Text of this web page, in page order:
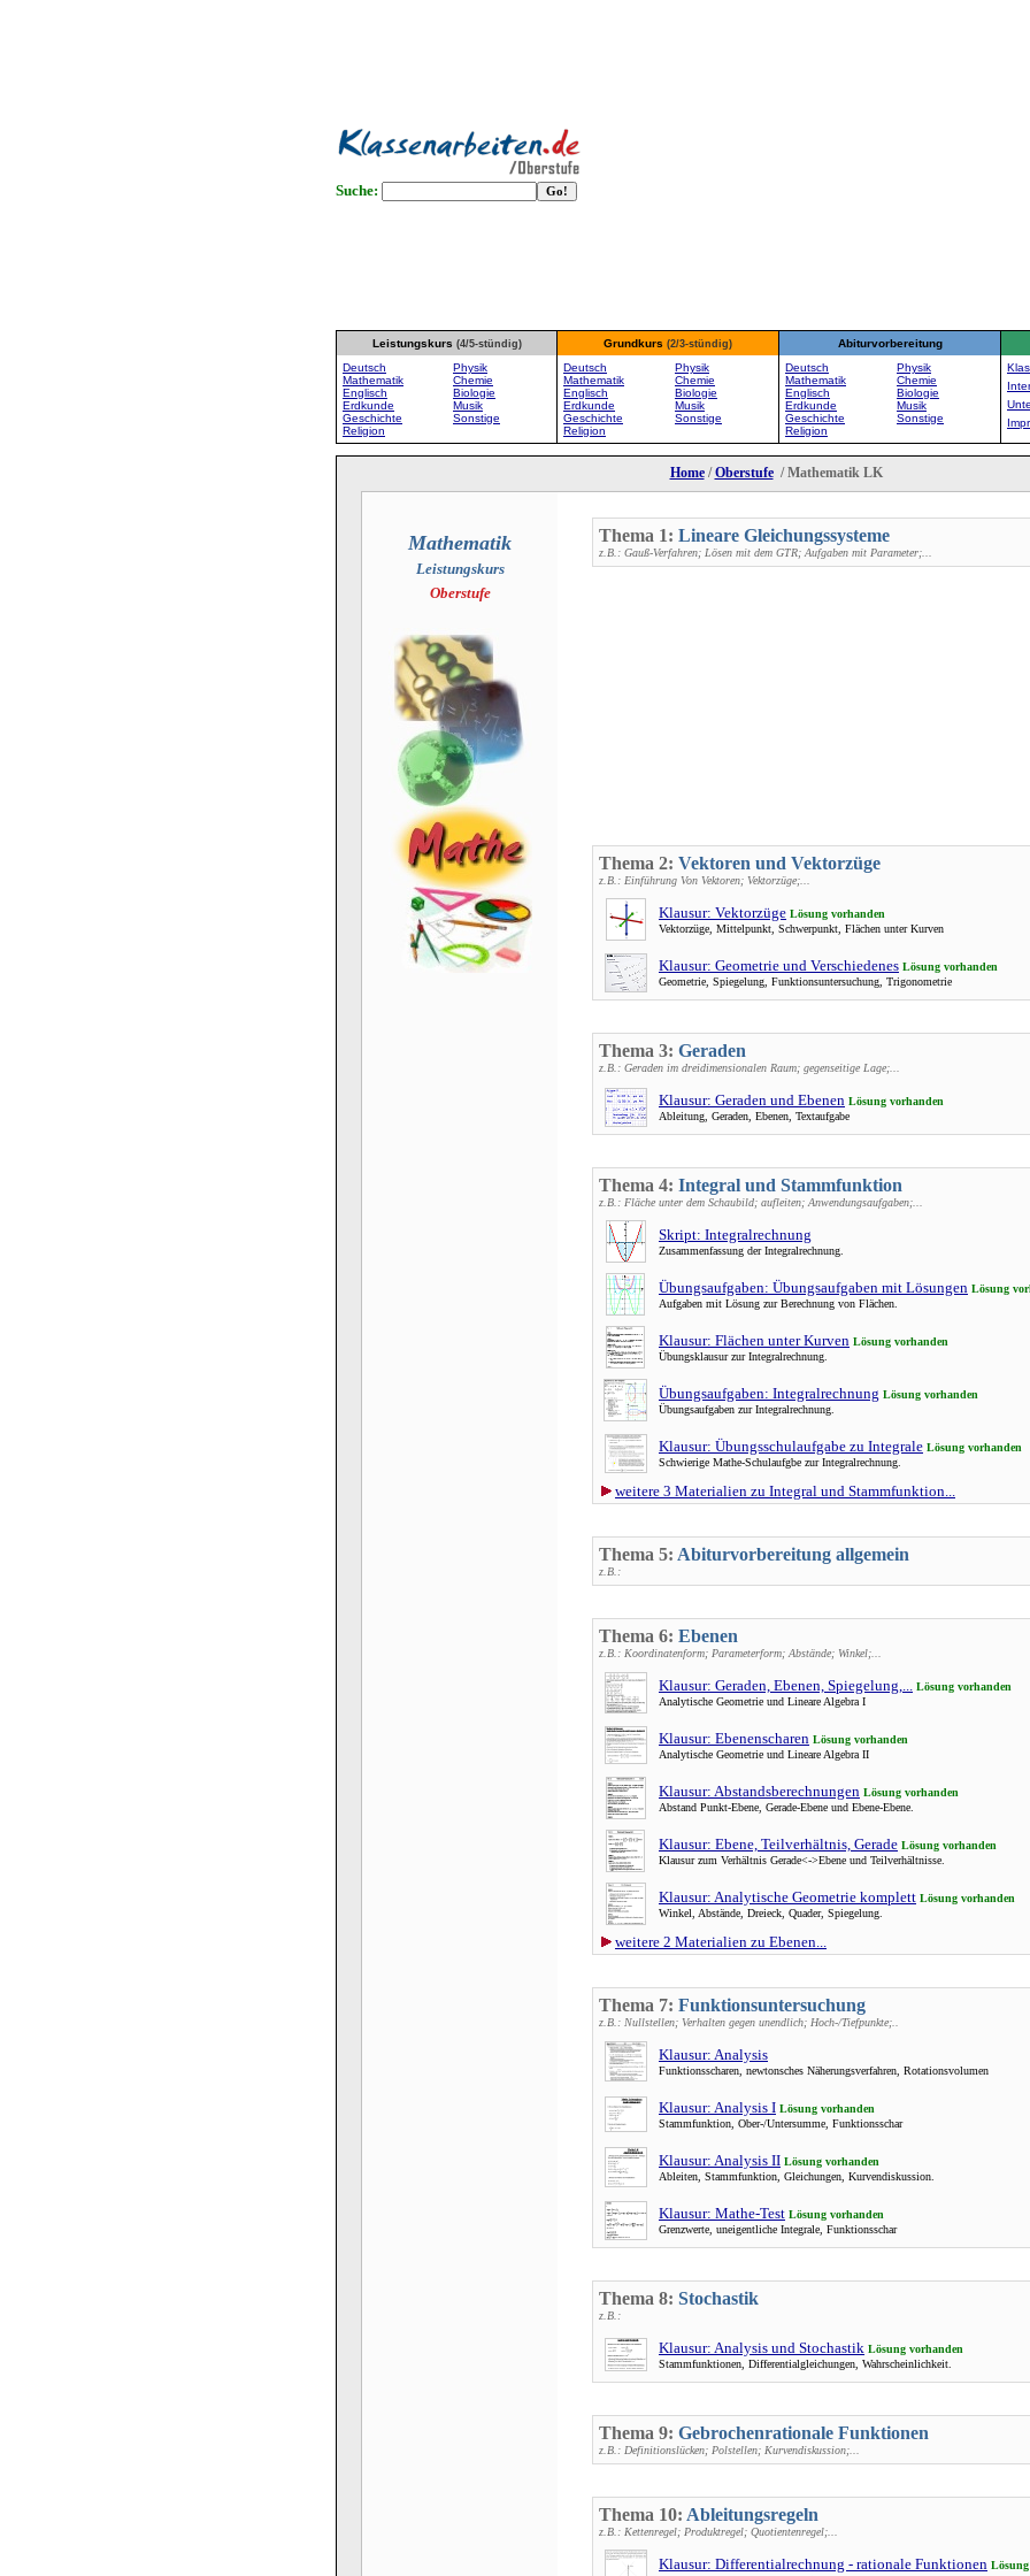
Suche:
Leistungskurs (4/5-stündig) Grundkurs (2/3-stündig) Abiturvorbereitung
Deutsch
Mathematik
Englisch
Erdkunde
Geschichte
Religion
Physik
Chemie
Biologie
Musik
Sonstige
Deutsch
Mathematik
Englisch
Erdkunde
Geschichte
Religion
Physik
Chemie
Biologie
Musik
Sonstige
Deutsch
Mathematik
Englisch
Erdkunde
Geschichte
Religion
Physik
Chemie
Biologie
Musik
Sonstige
Home/Oberstufe/ Mathematik LK
Mathematik
Leistungskurs
Oberstufe
Thema 1: Lineare Gleichungssysteme
z.B.: Gauß-Verfahren; Lösen mit dem GTR; Aufgaben mit Parameter;...
Thema 2: Vektoren und Vektorzüge
z.B.: Einführung Von Vektoren; Vektorzüge;...
Klausur: Vektorzüge Lösung vorhanden
Vektorzüge, Mittelpunkt, Schwerpunkt, Flächen unter Kurven
Klausur: Geometrie und Verschiedenes Lösung vorhanden
Geometrie, Spiegelung, Funktionsuntersuchung, Trigonometrie
Thema 3: Geraden
z.B.: Geraden im dreidimensionalen Raum; gegenseitige Lage;...
Klausur: Geraden und Ebenen Lösung vorhanden
Ableitung, Geraden, Ebenen, Textaufgabe
Thema 4: Integral und Stammfunktion
z.B.: Fläche unter dem Schaubild; aufleiten; Anwendungsaufgaben;...
Skript: Integralrechnung
Zusammenfassung der Integralrechnung.
Übungsaufgaben: Übungsaufgaben mit Lösungen Lösung
Aufgaben mit Lösung zur Berechnung von Flächen.
Klausur: Flächen unter Kurven Lösung vorhanden
Übungsklausur zur Integralrechnung.
Übungsaufgaben: Integralrechnung Lösung vorhanden
Übungsaufgaben zur Integralrechnung.
Klausur: Übungsschulaufgabe zu Integrale Lösung vorhanden
Schwierige Mathe-Schulaufgbe zur Integralrechnung.
weitere 3 Materialien zu Integral und Stammfunktion...
Thema 5: Abiturvorbereitung allgemein
z.B.:
Thema 6: Ebenen
z.B.: Koordinatenform; Parameterform; Abstände; Winkel;...
Klausur: Geraden, Ebenen, Spiegelung,... Lösung vorhanden
Analytische Geometrie und Lineare Algebra I
Klausur: Ebenenscharen Lösung vorhanden
Analytische Geometrie und Lineare Algebra II
Klausur: Abstandsberechnungen Lösung vorhanden
Abstand Punkt-Ebene, Gerade-Ebene und Ebene-Ebene.
Klausur: Ebene, Teilverhältnis, Gerade Lösung vorhanden
Klausur zum Verhältnis Gerade<->Ebene und Teilverhältnisse.
Klausur: Analytische Geometrie komplett Lösung vorhanden
Winkel, Abstände, Dreieck, Quader, Spiegelung.
weitere 2 Materialien zu Ebenen...
Thema 7: Funktionsuntersuchung
z.B.: Nullstellen; Verhalten gegen unendlich; Hoch-/Tiefpunkte;..
Klausur: Analysis
Funktionsscharen, newtonsches Näherungsverfahren, Rotationsvolumen
Klausur: Analysis I Lösung vorhanden
Stammfunktion, Ober-/Untersumme, Funktionsschar
Klausur: Analysis II Lösung vorhanden
Ableiten, Stammfunktion, Gleichungen, Kurvendiskussion.
Klausur: Mathe-Test Lösung vorhanden
Grenzwerte, uneigentliche Integrale, Funktionsschar
Thema 8: Stochastik
z.B.:
Klausur: Analysis und Stochastik Lösung vorhanden
Stammfunktionen, Differentialgleichungen, Wahrscheinlichkeit.
Thema 9: Gebrochenrationale Funktionen
z.B.: Definitionslücken; Polstellen; Kurvendiskussion;...
Thema 10: Ableitungsregeln
z.B.: Kettenregel; Produktregel; Quotientenregel;...
Klausur: Differentialrechnung - rationale Funktionen